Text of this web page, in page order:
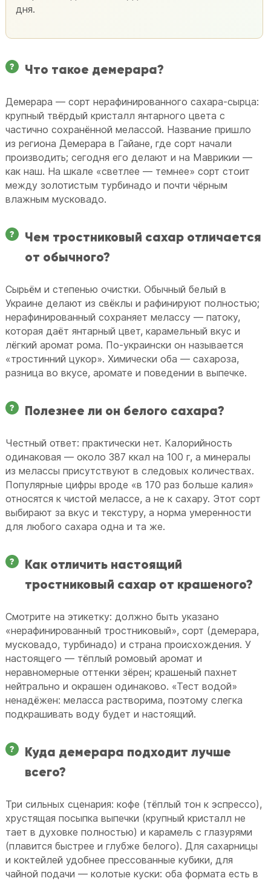
дня.
Что такое демерара?
Демерара — сорт нерафинированного сахара-сырца:
крупный твёрдый кристалл янтарного цвета с
частично сохранённой мелассой. Название пришло
из региона Демерара в Гайане, где сорт начали
производить; сегодня его делают и на Маврикии —
как наш. На шкале «светлее — темнее» сорт стоит
между золотистым турбинадо и почти чёрным
влажным мусковадо.
Чем тростниковый сахар отличается
от обычного?
Сырьём и степенью очистки. Обычный белый в
Украине делают из свёклы и рафинируют полностью;
нерафинированный сохраняет мелассу — патоку,
которая даёт янтарный цвет, карамельный вкус и
лёгкий аромат рома. По-украински он называется
«тростинний цукор». Химически оба — сахароза,
разница во вкусе, аромате и поведении в выпечке.
Полезнее ли он белого сахара?
Честный ответ: практически нет. Калорийность
одинаковая — около 387 ккал на 100 г, а минералы
из мелассы присутствуют в следовых количествах.
Популярные цифры вроде «в 170 раз больше калия»
относятся к чистой мелассе, а не к сахару. Этот сорт
выбирают за вкус и текстуру, а норма умеренности
для любого сахара одна и та же.
Как отличить настоящий
тростниковый сахар от крашеного?
Смотрите на этикетку: должно быть указано
«нерафинированный тростниковый», сорт (демерара,
мусковадо, турбинадо) и страна происхождения. У
настоящего — тёплый ромовый аромат и
неравномерные оттенки зёрен; крашеный пахнет
нейтрально и окрашен одинаково. «Тест водой»
ненадёжен: меласса растворима, поэтому слегка
подкрашивать воду будет и настоящий.
Куда демерара подходит лучше
всего?
Три сильных сценария: кофе (тёплый тон к эспрессо),
хрустящая посыпка выпечки (крупный кристалл не
тает в духовке полностью) и карамель с глазурями
(плавится быстрее и глубже белого). Для сахарницы
и коктейлей удобнее прессованные кубики, для
чайной подачи — колотые куски: оба формата есть в